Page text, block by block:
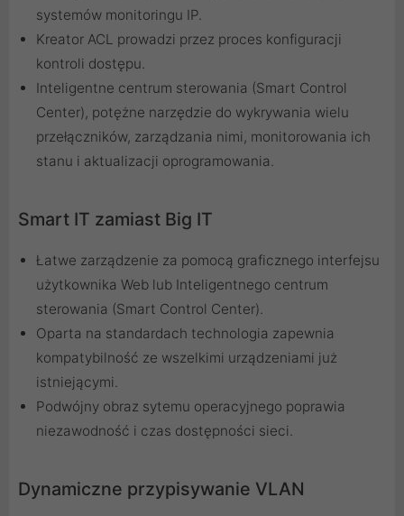
systemów monitoringu IP.
Kreator ACL prowadzi przez proces konfiguracji
kontroli dostępu.
Inteligentne centrum sterowania (Smart Control
Center), potężne narzędzie do wykrywania wielu
przełączników, zarządzania nimi, monitorowania ich
stanu i aktualizacji oprogramowania.
Smart IT zamiast Big IT
Łatwe zarządzenie za pomocą graficznego interfejsu
użytkownika Web lub Inteligentnego centrum
sterowania (Smart Control Center).
Oparta na standardach technologia zapewnia
kompatybilność ze wszelkimi urządzeniami już
istniejącymi.
Podwójny obraz sytemu operacyjnego poprawia
niezawodność i czas dostępności sieci.
Dynamiczne przypisywanie VLAN